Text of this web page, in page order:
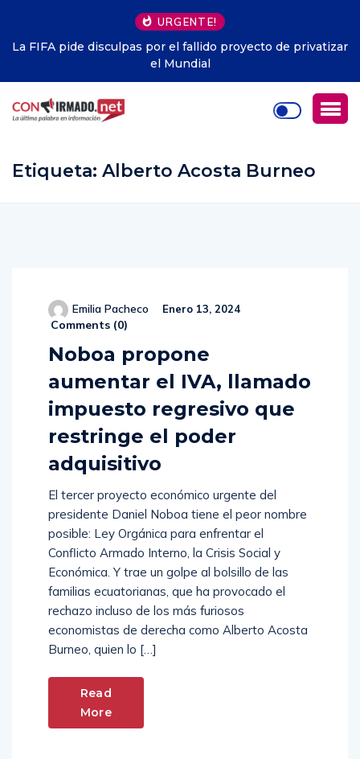
URGENTE!
de privatizarZverev tropieza antes del US Open: «Mi peor
Etiqueta: Alberto Acosta Burneo
Emilia Pacheco Enero 13, 2024
Comments (0)
Noboa propone
aumentar el IVA, llamado
impuesto regresivo que
restringe el poder
adquisitivo
El tercer proyecto económico urgente del
presidente Daniel Noboa tiene el peor nombre
posible: Ley Orgánica para enfrentar el
Conflicto Armado Interno, la Crisis Social y
Económica. Y trae un golpe al bolsillo de las
familias ecuatorianas, que ha provocado el
rechazo incluso de los más furiosos
economistas de derecha como Alberto Acosta
Burneo, quien lo […]
Read
More